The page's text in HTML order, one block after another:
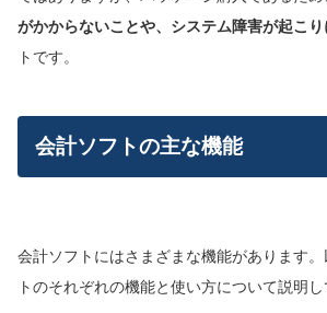
がかからないことや、システム障害が起こり
トです。
会計ソフトの主な機能
会計ソフトにはさまざまな機能があります
トのそれぞれの機能と使い方について説明し